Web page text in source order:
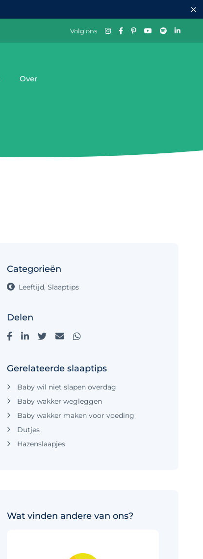
Volg ons
Over
Categorieën
Leeftijd, Slaaptips
Delen
Gerelateerde slaaptips
Baby wil niet slapen overdag
Baby wakker wegleggen
Baby wakker maken voor voeding
Dutjes
Hazenslaapjes
Wat vinden andere van ons?